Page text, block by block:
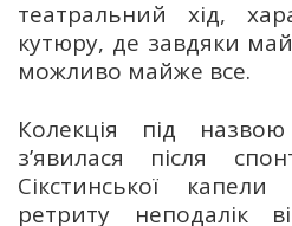
театральний хід,
кутюру, де завдяки
можливо майже все.
Колекція під
з’явилася після
Сікстинської
ретриту неподалік